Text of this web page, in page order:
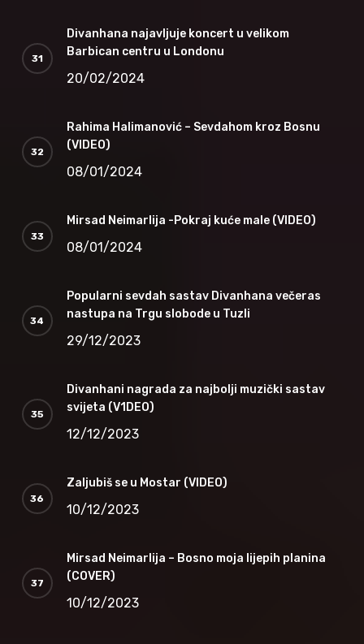
Divanhana najavljuje koncert u velikom
Barbican centru u Londonu
20/02/2024
Rahima Halimanović – Sevdahom kroz Bosnu
(VIDEO)
08/01/2024
Mirsad Neimarlija -Pokraj kuće male (VIDEO)
08/01/2024
Popularni sevdah sastav Divanhana večeras
nastupa na Trgu slobode u Tuzli
29/12/2023
Divanhani nagrada za najbolji muzički sastav
svijeta (V1DEO)
12/12/2023
Zaljubiš se u Mostar (VIDEO)
10/12/2023
Mirsad Neimarlija – Bosno moja lijepih planina
(COVER)
10/12/2023